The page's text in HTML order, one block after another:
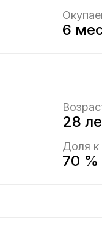
6
28
Доля
70 %